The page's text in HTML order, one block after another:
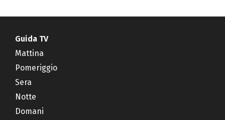
Guida TV
Mattina
Pomeriggio
Sera
Notte
Domani